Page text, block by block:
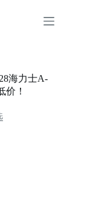
海力士A-
价！